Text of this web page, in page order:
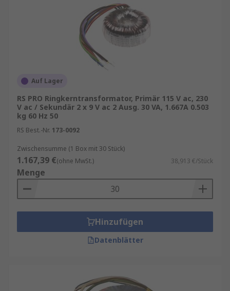
Auf Lager
RS PRO Ringkerntransformator, Primär 115 V ac, 230
V ac / Sekundär 2 x 9 V ac 2 Ausg. 30 VA, 1.667A 0.503
kg 60 Hz 50
RS Best.-Nr. 173-0092
Zwischensumme (1 Box mit 30 Stück)
1.167,39 €(ohne MwSt.) 38,913 €/Stück
Menge
Hinzufügen
Datenblätter